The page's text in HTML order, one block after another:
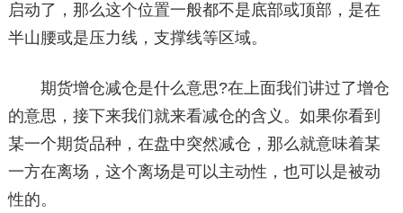
启动了，那么这个位置一般都不是底部或顶部，是在
半山腰或是压力线，支撑线等区域。
期货增仓减仓是什么意思?在上面我们讲过了增仓
的意思，接下来我们就来看减仓的含义。如果你看到
某一个期货品种，在盘中突然减仓，那么就意味着某
一方在离场，这个离场是可以主动性，也可以是被动
性的。